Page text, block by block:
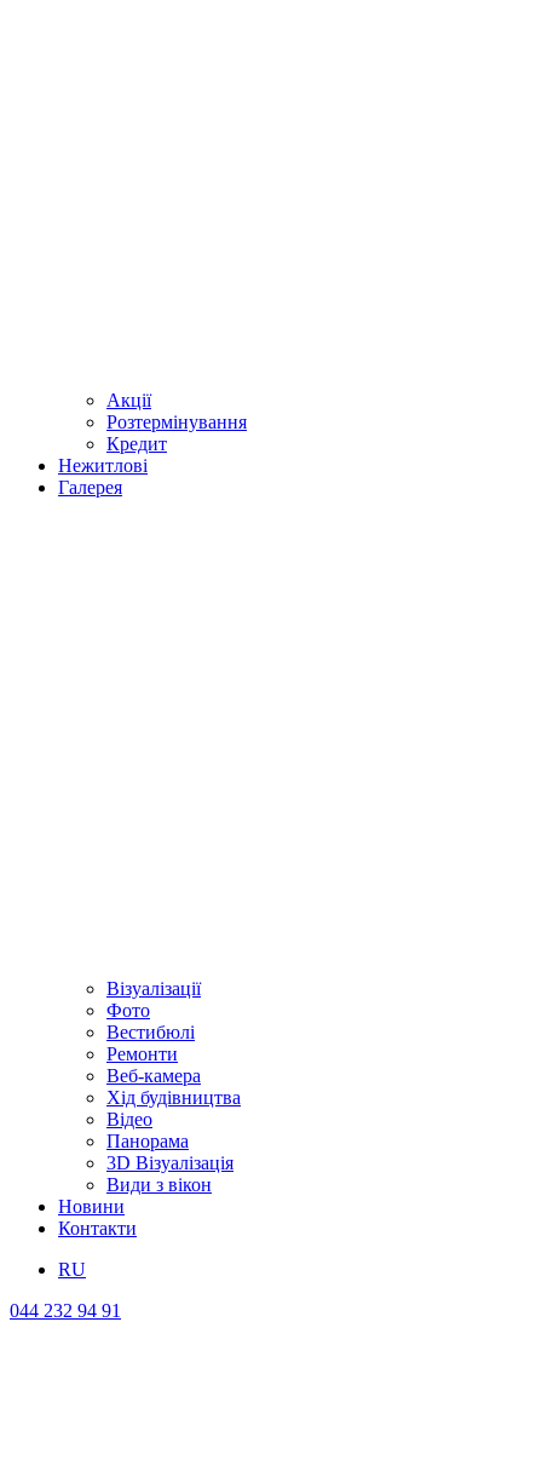
Акції
Розтермінування
Кредит
Нежитлові
Галерея
Візуалізації
Фото
Вестибюлі
Ремонти
Веб-камера
Хід будівництва
Відео
Панорама
3D Візуалізація
Види з вікон
Новини
Контакти
RU
044 232 94 91